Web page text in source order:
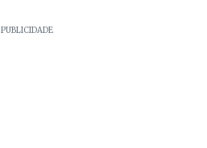
PUBLICIDADE